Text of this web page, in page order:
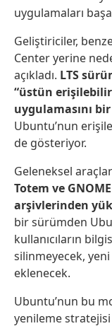
uygulamaları
Geliştiriciler,
Center yerine
açıkladı. LTS
“üstün
uygulamasını
Ubuntu’nun
de gösteriyor.
Geleneksel
Totem ve
arşivlerinden
bir sürümden
kullanıcıların
silinmeyecek,
eklenecek.
Ubuntu’nun bu
yenileme